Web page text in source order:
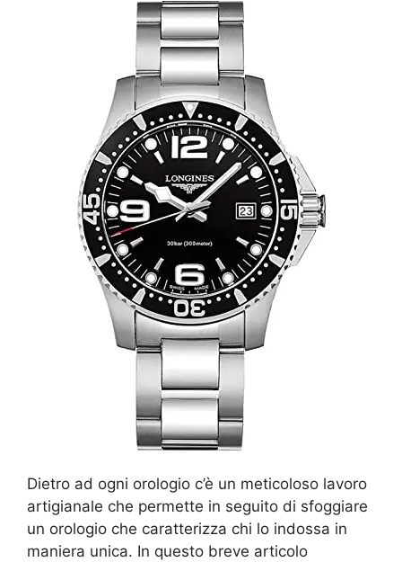
Dietro ad ogni orologio c’è un meticoloso lavoro
artigianale che permette in seguito di sfoggiare
un orologio che caratterizza chi lo indossa in
maniera unica. In questo breve articolo